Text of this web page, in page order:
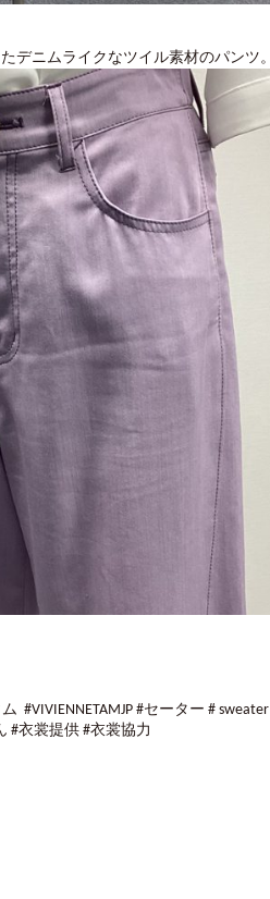
デニムライクなツイル素材のパンツ。
#VIVIENNETAMJP #セーター # sweater
#衣裳提供 #衣裳協力